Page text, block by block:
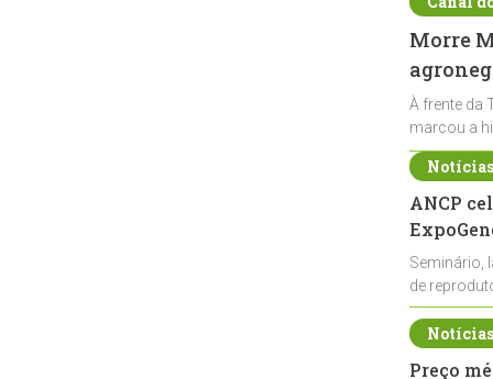
Morre
À frente da
marcou a
ANCP
Seminário,
de
durante a
Preço